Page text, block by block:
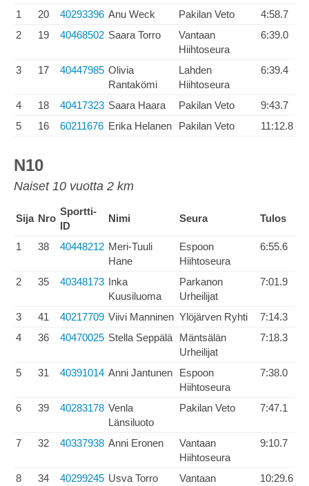
1 20 40293396 Anu Weck Pakilan Veto
4:58.7
2
19 40468502 Saara Torro
Vantaan
Hiihtoseura
6:39.0
3 17 40447985 Olivia
Rantakömi
Lahden
Hiihtoseura
6:39.4
4 18 40417323 Saara Haara Pakilan Veto
9:43.7
5
16 60211676 Erika Helanen Pakilan Veto 11:12.8
N10
Naiset 10 vuotta 2 km
Sija Nro
Sportti-
ID
Nimi Seura Tulos
1 38 40448212 Meri-Tuuli
Hane
Espoon
Hiihtoseura
6:55.6
2 35 40348173 Inka
Kuusiluoma
Parkanon
Urheilijat
7:01.9
3 41 40217709 Viivi Manninen Ylöjärven Ryhti
7:14.3
4
36 40470025 Stella Seppälä
Mäntsälän
Urheilijat
7:18.3
5 31 40391014 Anni Jantunen
Espoon
Hiihtoseura
7:38.0
6 39 40283178 Venla
Länsiluoto
Pakilan Veto 7:47.1
7 32 40337938 Anni Eronen
Vantaan
Hiihtoseura
9:10.7
8 34 40299245 Usva Torro
Vantaan
10:29.6